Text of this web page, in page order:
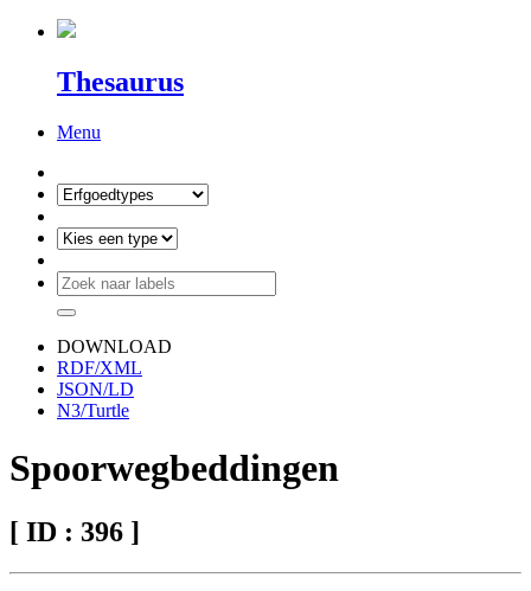
Thesaurus
Menu
DOWNLOAD
RDF/XML
JSON/LD
N3/Turtle
Spoorwegbeddingen
[ ID : 396 ]